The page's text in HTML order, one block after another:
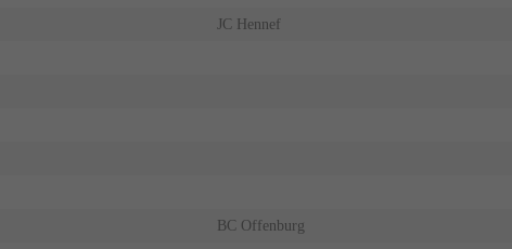
JC Hennef
BC Offenburg